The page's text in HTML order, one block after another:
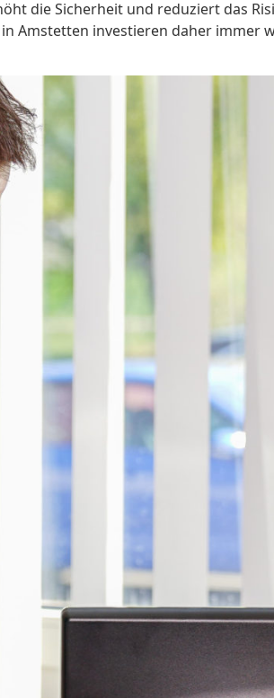
die Sicherheit und reduziert das
investieren daher immer